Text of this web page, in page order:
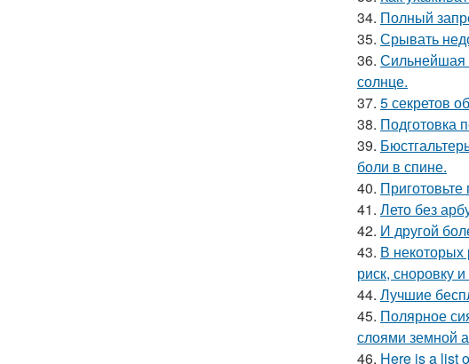
34. Полный
35. Срывать
36. Сильнейшая
солнце.
37. 5 секретов
38. Подготовка
39.
боли в спине.
40.
41. Лето без
42. И другой
43. В некоторых
риск, сноровку
44. Лучшие
45. Полярное
слоями земной
46. Here is a list